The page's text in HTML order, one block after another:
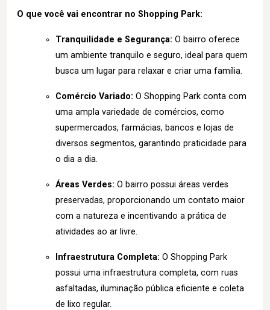
O que você vai encontrar no Shopping Park:
Tranquilidade e Segurança: O bairro oferece
um ambiente tranquilo e seguro, ideal para quem
busca um lugar para relaxar e criar uma família.
Comércio Variado: O Shopping Park conta com
uma ampla variedade de comércios, como
supermercados, farmácias, bancos e lojas de
diversos segmentos, garantindo praticidade para
o dia a dia.
Áreas Verdes: O bairro possui áreas verdes
preservadas, proporcionando um contato maior
com a natureza e incentivando a prática de
atividades ao ar livre.
Infraestrutura Completa: O Shopping Park
possui uma infraestrutura completa, com ruas
asfaltadas, iluminação pública eficiente e coleta
de lixo regular.